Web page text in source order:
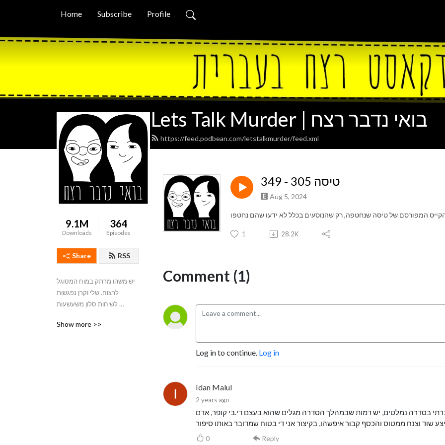
Home Subscribe Profile
Lets Talk Murder | בואי נדבר רצח
https://feed.podbean.com/letstalkmurder/feed.xml
9.1M
Downloads
364
Episodes
Share RSS
יש משהו מרתק במוח המסוגל
לרצוח. שלי וקרן נפגשות
לשיחות סלון משעשעות
סדרתיים ופשע אמיתי
Show more >>
349 - טיסה 305
Aug 5, 2024
המפורסם של טיסה שנחטפה, רק שהנוסעים בכלל לא ידעו שהם נחטפו
1 28.2K
Comment (1)
Log in to continue. Log in
Idan Malul
2 years ago
בסדרה נמלטים, יש דמות שבמהלך הסדרה מגלים שהוא בעצם די.בי קופר, אדם
שוד וצנח ממטוס והכסף קבור איפשהו, בקיצור אני די בטוח שמדובר באותו סיפור
0 Reply